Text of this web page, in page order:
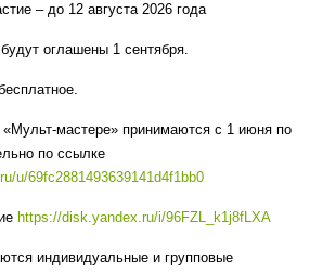
– до 12 августа 2026 года
оглашены 1 сентября.
«Мульт-мастере» принимаются с 1 июня по
по ссылке
u/69fc2881493639141d4f1bb0
https://disk.yandex.ru/i/96FZL_k1j8fLXA
индивидуальные и групповые